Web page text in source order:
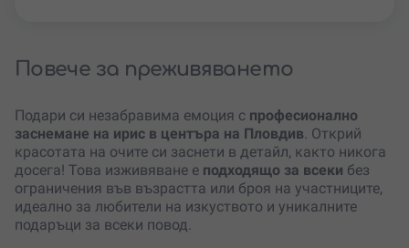
Повече за преживяването
Подари си незабравима емоция с професионално
заснемане на ирис в центъра на Пловдив. Открий
красотата на очите си заснети в детайл, както никога
досега! Това изживяване е подходящо за всеки без
ограничения във възрастта или броя на участниците,
идеално за любители на изкуството и уникалните
подаръци за всеки повод.